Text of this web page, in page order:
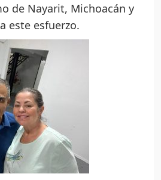
de Nayarit, Michoacán y
este esfuerzo.